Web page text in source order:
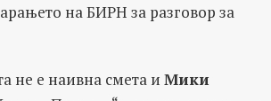
на БИРН за разговор за
не е наивна смета и Мики